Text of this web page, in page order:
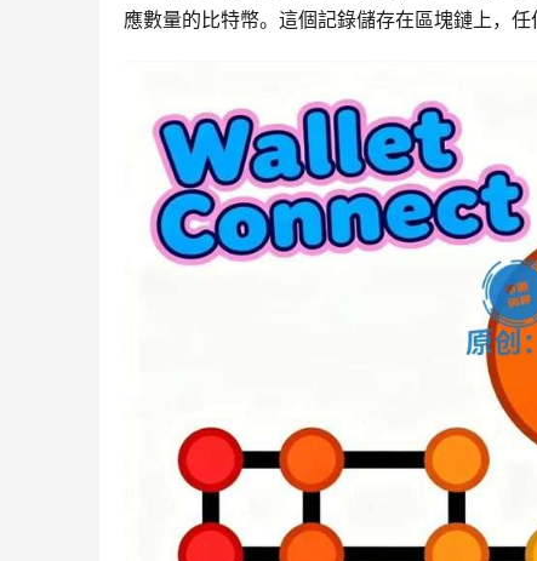
應數量的比特幣。這個記錄儲存在區塊鏈上，任